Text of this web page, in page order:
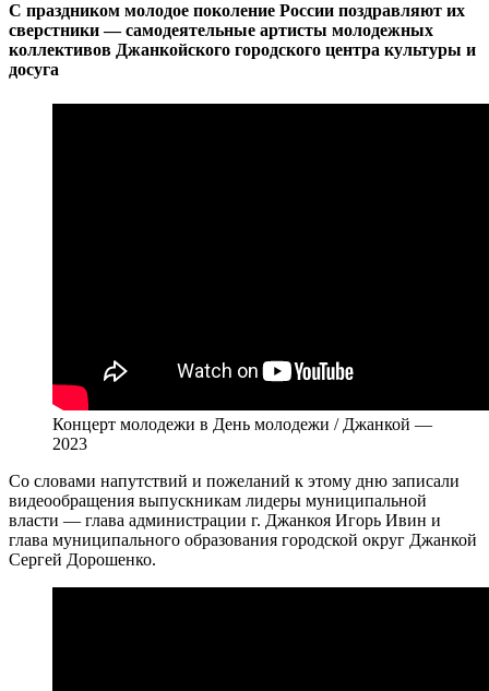
С праздником молодое поколение России поздравляют их
сверстники — самодеятельные артисты молодежных
коллективов Джанкойского городского центра культуры и
досуга
Концерт молодежи в День молодежи / Джанкой —
2023
Со словами напутствий и пожеланий к этому дню записали
видеообращения выпускникам лидеры муниципальной
власти — глава администрации г. Джанкоя Игорь Ивин и
глава муниципального образования городской округ Джанкой
Сергей Дорошенко.